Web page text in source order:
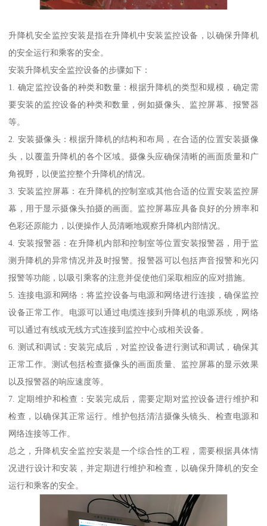
升降机安全监控安装是指在升降机中安装监控设备，以确保升降机
的安全运行和乘客的安全。
安装升降机安全监控设备的步骤如下：
1. 确定监控设备的种类和数量：根据升降机的类型和规模，确定需
要安装的监控设备的种类和数量，例如摄像头、监控屏幕、报警器
等。
2. 安装摄像头：根据升降机的结构和布局，在合适的位置安装摄像
头，以覆盖升降机的各个区域。摄像头应确保清晰的画面质量和广
角视野，以便监控整个升降机的情况。
3. 安装监控屏幕：在升降机的控制室或其他合适的位置安装监控屏
幕，用于显示摄像头拍摄的画面。监控屏幕应具备良好的分辨率和
色彩还原能力，以便操作人员清晰地观察升降机内部情况。
4. 安装报警器：在升降机内部和控制室等位置安装报警器，用于监
测升降机的异常情况并及时报警。报警器可以包括声音报警和光闪
报警等功能，以吸引乘客的注意并促使他们采取相应的应对措施。
5. 连接电源和网络：将监控设备与电源和网络进行连接，确保监控
设备正常工作。电源可以通过电缆连接到升降机的电源系统，网络
可以通过有线或无线方式连接到监控中心或相关设备。
6. 测试和调试：安装完成后，对监控设备进行测试和调试，确保其
正常工作。测试包括检查摄像头的画面质量、监控屏幕的显示效果
以及报警器的响应速度等。
7. 定期维护和检查：安装完成后，需要定期对监控设备进行维护和
检查，以确保其正常运行。维护包括清洁摄像头镜头、检查电源和
网络连接等工作。
总之，升降机安全监控安装是一个综合性的工程，需要根据具体情
况进行设计和安装，并定期进行维护和检查，以确保升降机的安全
运行和乘客的安全。